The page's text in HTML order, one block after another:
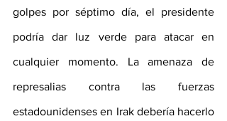
golpes por séptimo día, el presidente
podría dar luz verde para atacar en
cualquier momento. La amenaza de
represalias contra las fuerzas
estadounidenses en Irak debería hacerlo